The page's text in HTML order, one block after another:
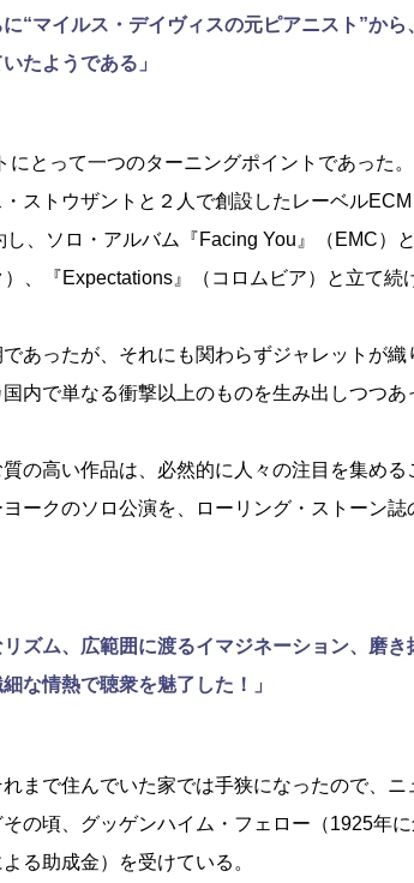
“マイルス・デイヴィスの元ピアニスト”か
たようである」
とって一つのターニングポイントであった
ストウザントと２人で創設したレーベル
、ソロ・アルバム『Facing You』（EMC）
、『Expectations』（コロムビア）と立て続
あったが、それにも関わらずジャレットが織
内で単なる衝撃以上のものを生み出しつつあ
の高い作品は、必然的に人々の注目を集め
ークのソロ公演を、ローリング・ストーン
ズム、広範囲に渡るイマジネーション、磨き
な情熱で聴衆を魅了した！」
まで住んでいた家では手狭になったので、ニ
の頃、グッゲンハイム・フェロー（1925年
る助成金）を受けている。